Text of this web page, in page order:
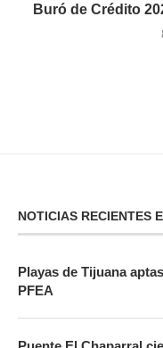
Buró de Crédito
NOTICIAS RECIENTES
Playas de Tijuana
PFEA